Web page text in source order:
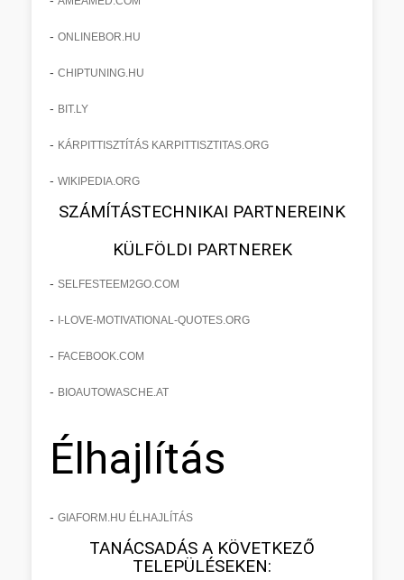
- ONLINEBOR.HU
- CHIPTUNING.HU
- BIT.LY
- KÁRPITTISZTÍTÁS KARPITTISZTITAS.ORG
- WIKIPEDIA.ORG
SZÁMÍTÁSTECHNIKAI PARTNEREINK
KÜLFÖLDI PARTNEREK
- SELFESTEEM2GO.COM
- I-LOVE-MOTIVATIONAL-QUOTES.ORG
- FACEBOOK.COM
- BIOAUTOWASCHE.AT
Élhajlítás
- GIAFORM.HU ÉLHAJLÍTÁS
TANÁCSADÁS A KÖVETKEZŐ
TELEPÜLÉSEKEN: